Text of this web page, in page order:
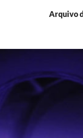
Arquivo